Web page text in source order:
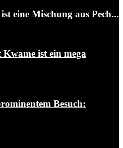
eine Mischung aus Pech...
ist ein mega
Besuch: